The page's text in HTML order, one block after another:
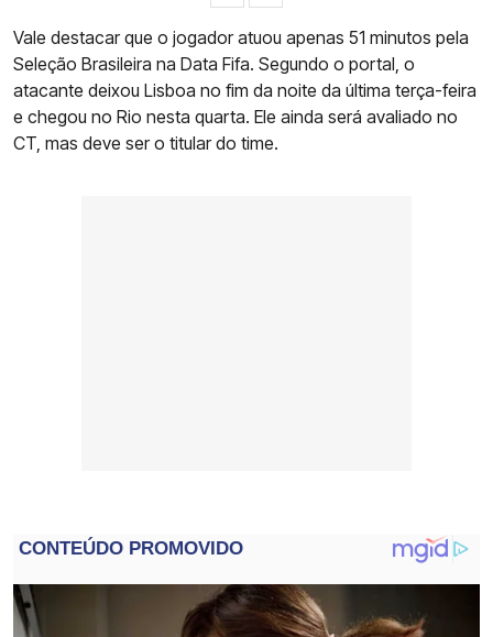
Vale destacar que o jogador atuou apenas 51 minutos pela
Seleção Brasileira na Data Fifa. Segundo o portal, o
atacante deixou Lisboa no fim da noite da última terça-feira
e chegou no Rio nesta quarta. Ele ainda será avaliado no
CT, mas deve ser o titular do time.